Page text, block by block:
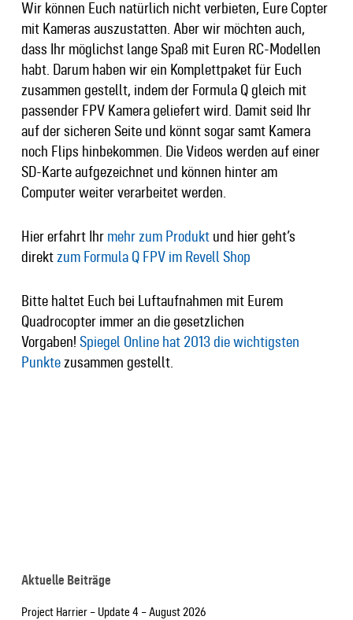
Wir können Euch natürlich nicht verbieten, Eure Copter
mit Kameras auszustatten. Aber wir möchten auch,
dass Ihr möglichst lange Spaß mit Euren RC-Modellen
habt. Darum haben wir ein Komplettpaket für Euch
zusammen gestellt, indem der Formula Q gleich mit
passender FPV Kamera geliefert wird. Damit seid Ihr
auf der sicheren Seite und könnt sogar samt Kamera
noch Flips hinbekommen. Die Videos werden auf einer
SD-Karte aufgezeichnet und können hinter am
Computer weiter verarbeitet werden.
Hier erfahrt Ihr mehr zum Produktund hier geht’s
direktzum Formula Q FPV im Revell Shop
Bitte haltet Euch bei Luftaufnahmen mit Eurem
Quadrocopter immer an die gesetzlichen
Vorgaben! Spiegel Online hat 2013 die wichtigsten
Punktezusammen gestellt.
Aktuelle Beiträge
Project Harrier – Update 4 – August 2026